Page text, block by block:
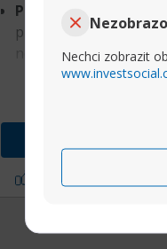
Nechci zobrazit
Pojistka proti
případě, že dojde k
neurálním
2. Ekonomický
V březnu 2026 se
Flow-state odměny:
Konec